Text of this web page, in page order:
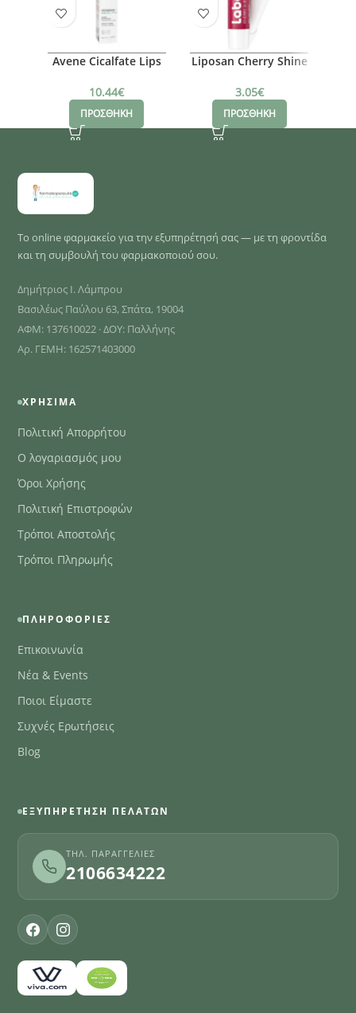
Avene Cicalfate Lips
10.44€
ΠΡΟΣΘΗΚΗ
Liposan Cherry Shine
3.05€
ΠΡΟΣΘΗΚΗ
Το online φαρμακείο για την εξυπηρέτησή σας — με τη φροντίδα
και τη συμβουλή του φαρμακοποιού σου.
Δημήτριος Ι. Λάμπρου
Βασιλέως Παύλου 63, Σπάτα, 19004
ΑΦΜ: 137610022 · ΔΟΥ: Παλλήνης
Αρ. ΓΕΜΗ: 162571403000
ΧΡΉΣΙΜΑ
Πολιτική Απορρήτου
Ο λογαριασμός μου
Όροι Χρήσης
Πολιτική Επιστροφών
Τρόποι Αποστολής
Τρόποι Πληρωμής
ΠΛΗΡΟΦΟΡΊΕΣ
Επικοινωνία
Νέα & Events
Ποιοι Είμαστε
Συχνές Ερωτήσεις
Blog
ΕΞΥΠΗΡΈΤΗΣΗ ΠΕΛΑΤΏΝ
ΤΗΛ. ΠΑΡΑΓΓΕΛΊΕΣ
2106634222